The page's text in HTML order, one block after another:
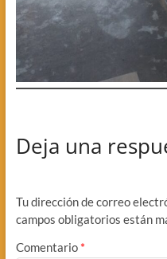
Deja una
Tu dirección de correo
campos obligatorios están
Comentario *